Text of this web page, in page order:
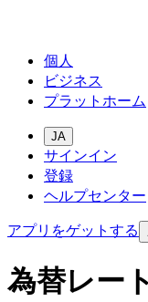
個人
ビジネス
プラットホーム
JA
サインイン
登録
ヘルプセンター
アプリをゲットする
為替レー